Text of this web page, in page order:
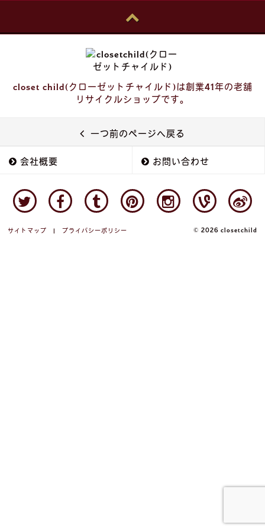
closet child(クローゼットチャイルド)は創業41年の老舗
リサイクルショップです。
一つ前のページへ戻る
会社概要 お問い合わせ
サイトマップ | プライバシーポリシー © 2026 closetchild